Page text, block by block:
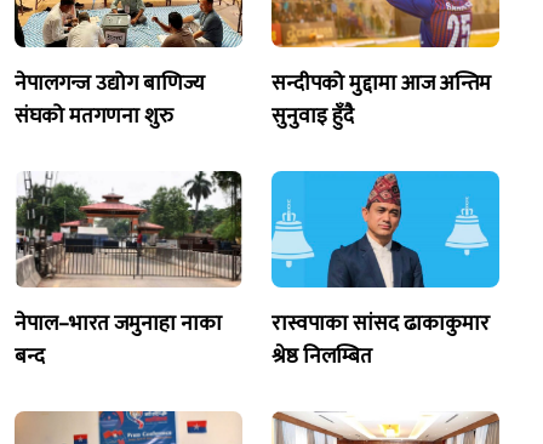
नेपालगन्ज उद्योग बाणिज्य
संघको मतगणना शुरु
सन्दीपको मुद्दामा आज अन्तिम
सुनुवाइ हुँदै
नेपाल–भारत जमुनाहा नाका
बन्द
रास्वपाका सांसद ढाकाकुमार
श्रेष्ठ निलम्बित